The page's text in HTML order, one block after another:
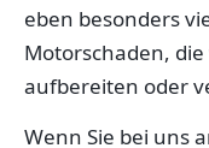
eben besonders
Motorschaden,
aufbereiten oder
Wenn Sie bei uns